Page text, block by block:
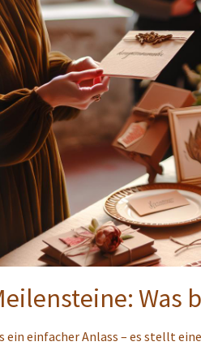
Was
ein einfacher Anlass – es stellt